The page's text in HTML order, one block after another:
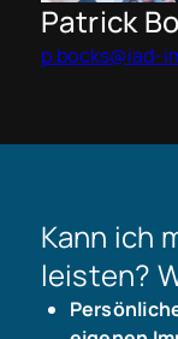
Patrick
p.bocks@iad-
Kann ich
leisten?